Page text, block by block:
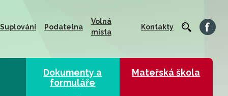
Suplování Podatelna
Volná
místa
Kontakty
Dokumenty a
formuláře
Mateřská škola